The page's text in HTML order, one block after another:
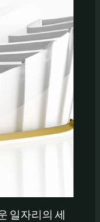
일자리의 세